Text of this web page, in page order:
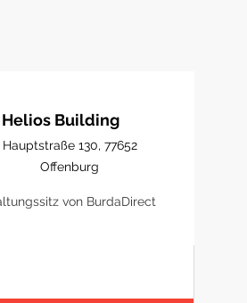
Helios Building
Hauptstraße 130, 77652
Offenburg
von BurdaDirect